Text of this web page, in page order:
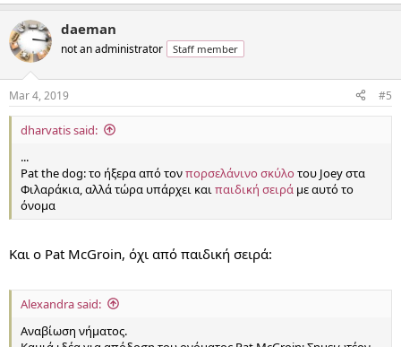
daeman
not an administrator Staff member
Mar 4, 2019 #5
dharvatis said:
...
Pat the dog: το ήξερα από τονπορσελάνινο σκύλοτου Joey στα
Φιλαράκια, αλλά τώρα υπάρχει και παιδική σειρά με αυτό το
όνομα
Και ο Pat McGroin, όχι από παιδική σειρά:
Alexandra said:
Αναβίωση νήματος.